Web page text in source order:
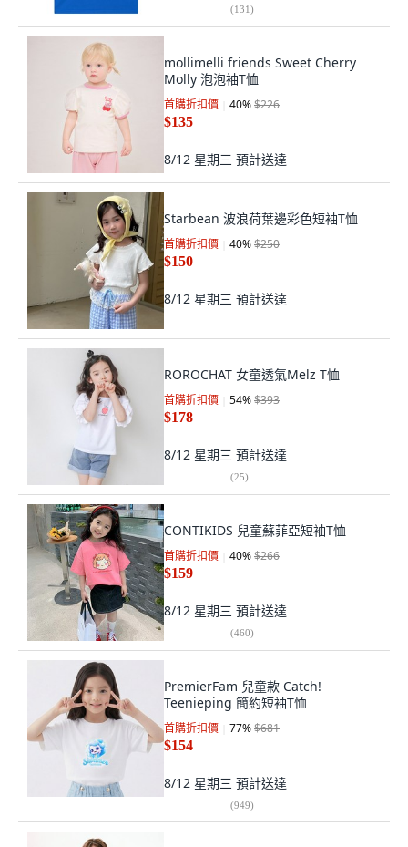
(131)
mollimelli friends Sweet Cherry
Molly 泡泡袖T恤
首購折扣價 40%$226
$135
8/12 星期三 預計送達
Starbean 波浪荷葉邊彩色短袖T恤
首購折扣價 40%$250
$150
8/12 星期三 預計送達
ROROCHAT 女童透氣Melz T恤
首購折扣價 54%$393
$178
8/12 星期三 預計送達
(25)
CONTIKIDS 兒童蘇菲亞短袖T恤
首購折扣價 40%$266
$159
8/12 星期三 預計送達
(460)
PremierFam 兒童款 Catch!
Teenieping 簡約短袖T恤
首購折扣價 77%$681
$154
8/12 星期三 預計送達
(949)